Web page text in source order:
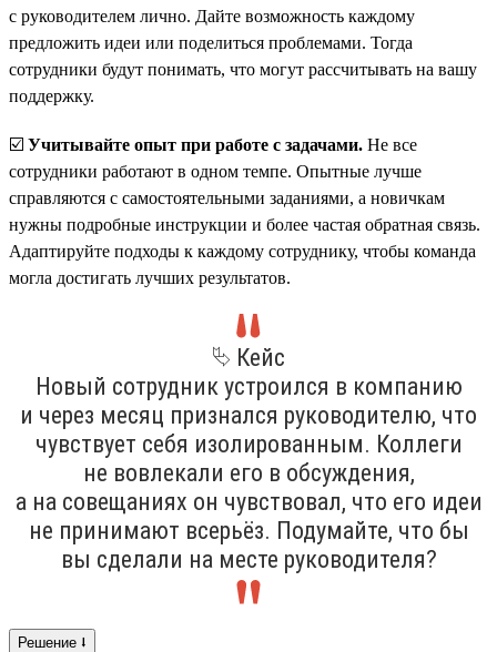
с руководителем лично. Дайте возможность каждому
предложить идеи или поделиться проблемами. Тогда
сотрудники будут понимать, что могут рассчитывать на вашу
поддержку.
☑️ Учитывайте опыт при работе с задачами. Не все
сотрудники работают в одном темпе. Опытные лучше
справляются с самостоятельными заданиями, а новичкам
нужны подробные инструкции и более частая обратная связь.
Адаптируйте подходы к каждому сотруднику, чтобы команда
могла достигать лучших результатов.
⮱ Кейс
Новый сотрудник устроился в компанию
и через месяц признался руководителю, что
чувствует себя изолированным. Коллеги
не вовлекали его в обсуждения,
а на совещаниях он чувствовал, что его идеи
не принимают всерьёз. Подумайте, что бы
вы сделали на месте руководителя?
Решение ⭣